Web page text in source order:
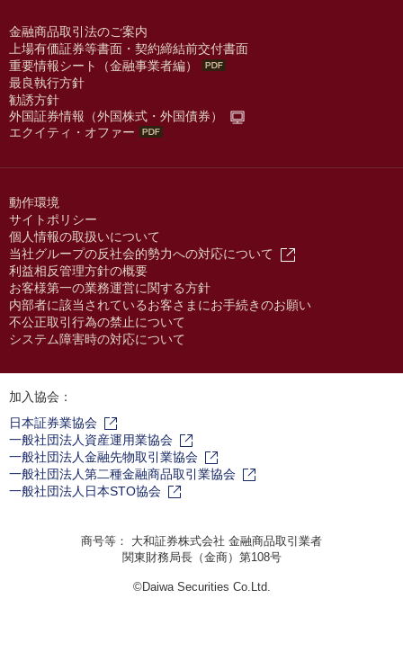
金融商品取引法のご案内
上場有価証券等書面・契約締結前交付書面
重要情報シート（金融事業者編）
最良執行方針
勧誘方針
外国証券情報（外国株式・外国債券）
エクイティ・オファー
動作環境
サイトポリシー
個人情報の取扱いについて
当社グループの反社会的勢力への対応について
利益相反管理方針の概要
お客様第一の業務運営に関する方針
内部者に該当されているお客さまにお手続きのお願い
不公正取引行為の禁止について
システム障害時の対応について
加入協会：
日本証券業協会
一般社団法人資産運用業協会
一般社団法人金融先物取引業協会
一般社団法人第二種金融商品取引業協会
一般社団法人日本STO協会
商号等： 大和証券株式会社 金融商品取引業者
関東財務局長（金商）第108号
©Daiwa Securities Co.Ltd.